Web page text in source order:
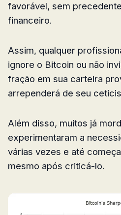
favorável, sem
financeiro.
Assim, qualquer
ignore o Bitcoin ou não
fração em sua carteira
arrependerá de seu
Além disso, muitos já
experimentaram a
várias vezes e até
mesmo após criticá-lo.